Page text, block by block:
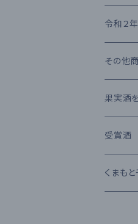
熊本県
高橋酒
堤酒造
恒松酒
豊永酒造
鳥飼酒
長期熟
受賞酒
アルコ
アルコ
アルコ
麦焼酎
ウイス
ブラン
カクテル
ワイン
KIHARA
お茶・
味噌・醤
お菓子
お酒の
令和２
その他
果実酒
受賞酒
Kura
くまもと